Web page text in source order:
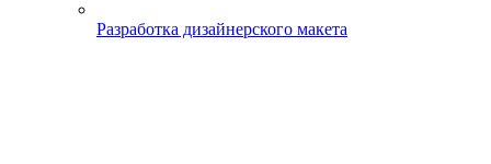
Разработка дизайнерского макета